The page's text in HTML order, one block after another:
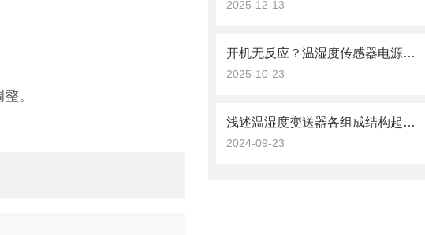
2025-12-13
开机无反应？温湿度传感器电源类故障的逐步排查思路
2025-10-23
浅述温湿度变送器各组成结构起到的作用
2024-09-23
。